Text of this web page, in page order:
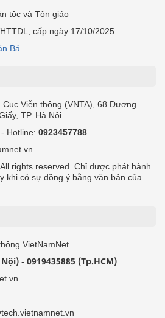
tộc và Tôn giáo
cấp ngày 17/10/2025
Bá
Viễn thông (VNTA), 68 Dương
TP. Hà Nội.
- Hotline: 0923457788
rights reserved. Chỉ được phát hành
khi có sự đồng ý bằng văn bản của
VietNamNet
Nội) - 0919435885 (Tp.HCM)